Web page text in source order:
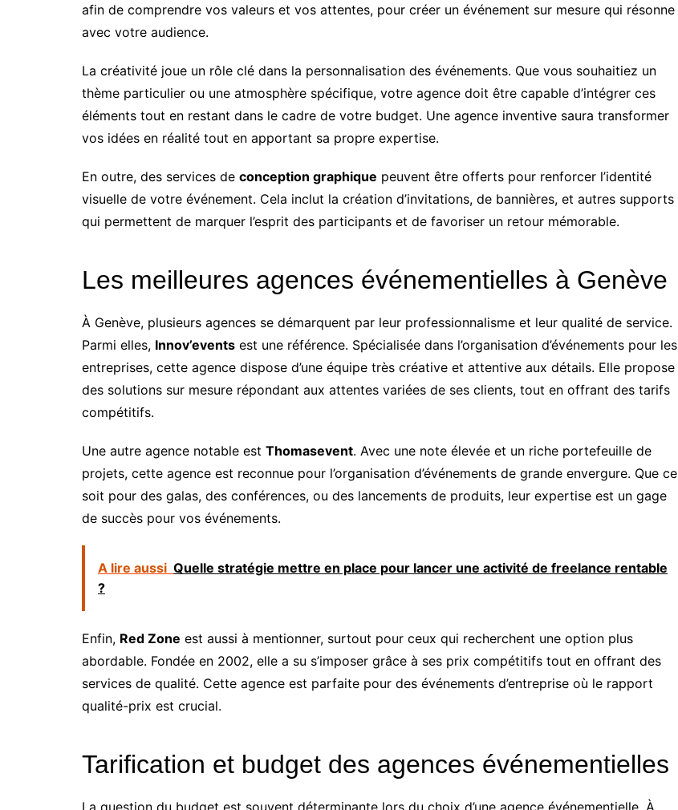
afin de comprendre vos valeurs et vos attentes, pour créer un événement sur mesure qui résonne
avec votre audience.
La créativité joue un rôle clé dans la personnalisation des événements. Que vous souhaitiez un
thème particulier ou une atmosphère spécifique, votre agence doit être capable d’intégrer ces
éléments tout en restant dans le cadre de votre budget. Une agence inventive saura transformer
vos idées en réalité tout en apportant sa propre expertise.
En outre, des services de conception graphique peuvent être offerts pour renforcer l’identité
visuelle de votre événement. Cela inclut la création d’invitations, de bannières, et autres supports
qui permettent de marquer l’esprit des participants et de favoriser un retour mémorable.
Les meilleures agences événementielles à Genève
À Genève, plusieurs agences se démarquent par leur professionnalisme et leur qualité de service.
Parmi elles, Innov’events est une référence. Spécialisée dans l’organisation d’événements pour les
entreprises, cette agence dispose d’une équipe très créative et attentive aux détails. Elle propose
des solutions sur mesure répondant aux attentes variées de ses clients, tout en offrant des tarifs
compétitifs.
Une autre agence notable est Thomasevent. Avec une note élevée et un riche portefeuille de
projets, cette agence est reconnue pour l’organisation d’événements de grande envergure. Que ce
soit pour des galas, des conférences, ou des lancements de produits, leur expertise est un gage
de succès pour vos événements.
A lire aussi Quelle stratégie mettre en place pour lancer une activité de freelance rentable
?
Enfin, Red Zone est aussi à mentionner, surtout pour ceux qui recherchent une option plus
abordable. Fondée en 2002, elle a su s’imposer grâce à ses prix compétitifs tout en offrant des
services de qualité. Cette agence est parfaite pour des événements d’entreprise où le rapport
qualité-prix est crucial.
Tarification et budget des agences événementielles
La question du budget est souvent déterminante lors du choix d’une agence événementielle. À